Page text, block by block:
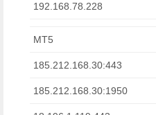
192.168.78.228
MT5
185.212.168.30:443
185.212.168.30:1950